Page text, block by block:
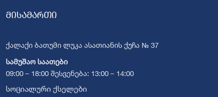
მისამართი
ქალაქი ბათუმი ლუკა ასათიანის ქუჩა № 37
სამუშაო საათები
09:00 – 18:00 შესვენება: 13:00 – 14:00
სოციალური ქსელები